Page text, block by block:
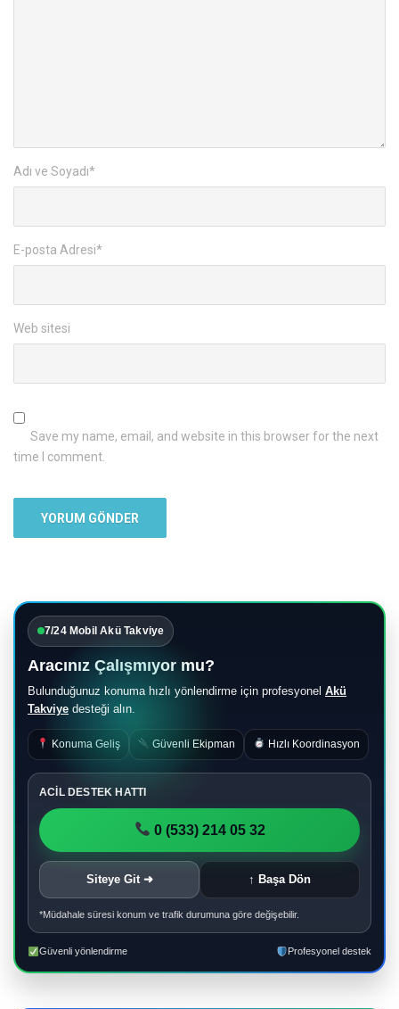
Adı ve Soyadı*
E-posta Adresi*
Web sitesi
Save my name, email, and website in this browser for the next
time I comment.
7/24 Mobil Akü Takviye
Aracınız Çalışmıyor mu?
Bulunduğunuz konuma hızlı yönlendirme için profesyonel Akü
Takviye desteği alın.
Konuma Geliş Güvenli Ekipman Hızlı Koordinasyon
ACİL DESTEK HATTI
0 (533) 214 05 32
Siteye Git ➜ ↑ Başa Dön
*Müdahale süresi konum ve trafik durumuna göre değişebilir.
Güvenli yönlendirme Profesyonel destek